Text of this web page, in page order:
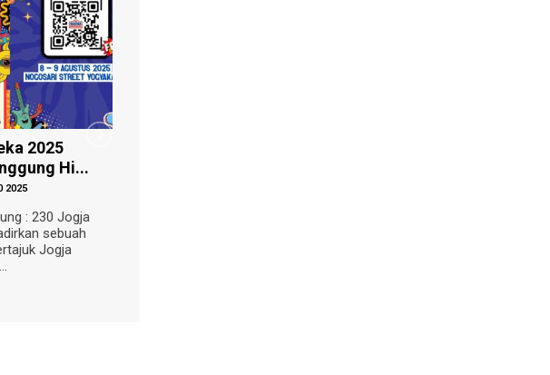
Global Village UGM 2025:
Merayakan Keber...
Jumlah pengunjung : 251 Warta
Pendidikan Jogja – Di tengah
semangat keberagaman dan